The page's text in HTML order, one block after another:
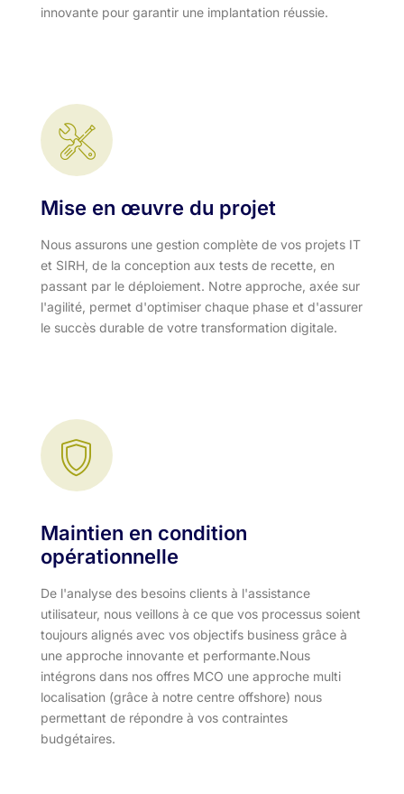
innovante pour garantir une implantation réussie.
Mise en œuvre du projet
Nous assurons une gestion complète de vos projets IT
et SIRH, de la conception aux tests de recette, en
passant par le déploiement. Notre approche, axée sur
l'agilité, permet d'optimiser chaque phase et d'assurer
le succès durable de votre transformation digitale.
Maintien en condition
opérationnelle
De l'analyse des besoins clients à l'assistance
utilisateur, nous veillons à ce que vos processus soient
toujours alignés avec vos objectifs business grâce à
une approche innovante et performante.​ Nous
intégrons dans nos offres MCO une approche multi
localisation (grâce à notre centre offshore) nous
permettant de répondre à vos contraintes
budgétaires.